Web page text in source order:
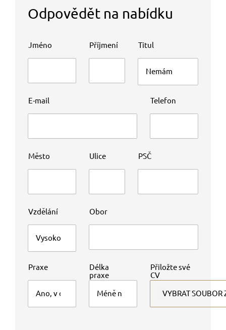
Odpovědět na nabídku
Jméno Příjmení Titul
E-mail Telefon
Město Ulice PSČ
Vzdělání Obor
Praxe
Délka
praxe
Přiložte své
CV